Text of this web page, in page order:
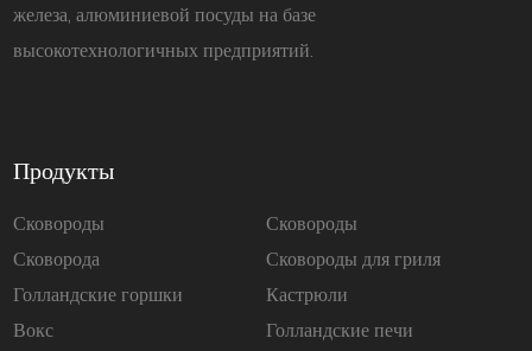
железа, алюминиевой посуды на базе
высокотехнологичных предприятий.
Продукты
Сковороды
Сковорода
Голландские горшки
Вокс
Сковороды
Сковороды для гриля
Кастрюли
Голландские печи